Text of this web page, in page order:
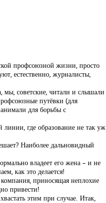
профсоюзной жизни, просто
естественно, журналисты,
мы, советские, читали и слышали
путёвки (для
для борьбы с
где образование не так уж
Наиболее дальновидный
владеет его жена – и не
как это делается!
приносящая неплохие
привести!
этим при случае. Итак,